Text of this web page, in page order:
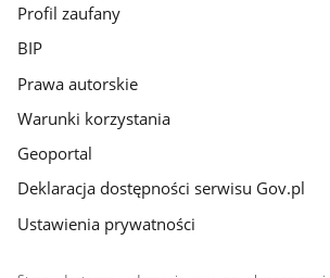
Profil zaufany
BIP
Prawa autorskie
Warunki korzystania
Geoportal
Deklaracja dostępności serwisu Gov.pl
Ustawienia prywatności